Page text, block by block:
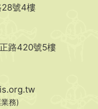
28號4樓
路420號5樓
務)